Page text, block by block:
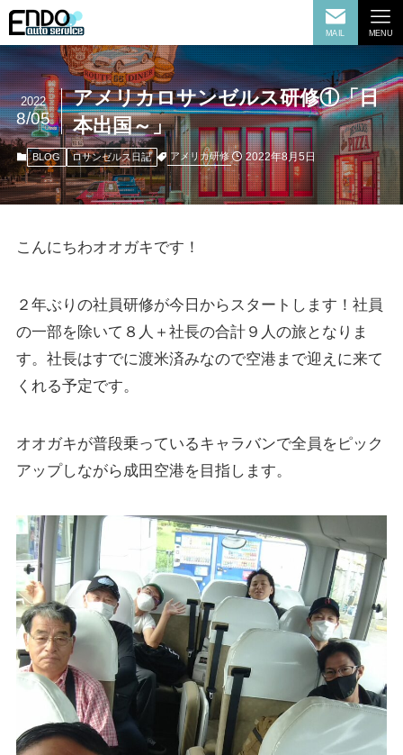
MAIL MENU
アメリカロサンゼルス研修①「日
本出国～」
2022
8/05
BLOG ロサンゼルス日記 アメリカ研修 2022年8月5日
こんにちわオオガキです！
２年ぶりの社員研修が今日からスタートします！社員
の一部を除いて８人＋社長の合計９人の旅となりま
す。社長はすでに渡米済みなので空港まで迎えに来て
くれる予定です。
オオガキが普段乗っているキャラバンで全員をピック
アップしながら成田空港を目指します。